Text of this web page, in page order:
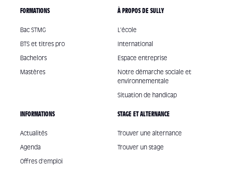
FORMATIONS
Bac STMG
BTS et titres pro
Bachelors
Mastères
À PROPOS DE SULLY
L'école
International
Espace entreprise
Notre démarche sociale et
environnementale
Situation de handicap
INFORMATIONS
Actualités
Agenda
Offres d'emploi
STAGE ET ALTERNANCE
Trouver une alternance
Trouver un stage